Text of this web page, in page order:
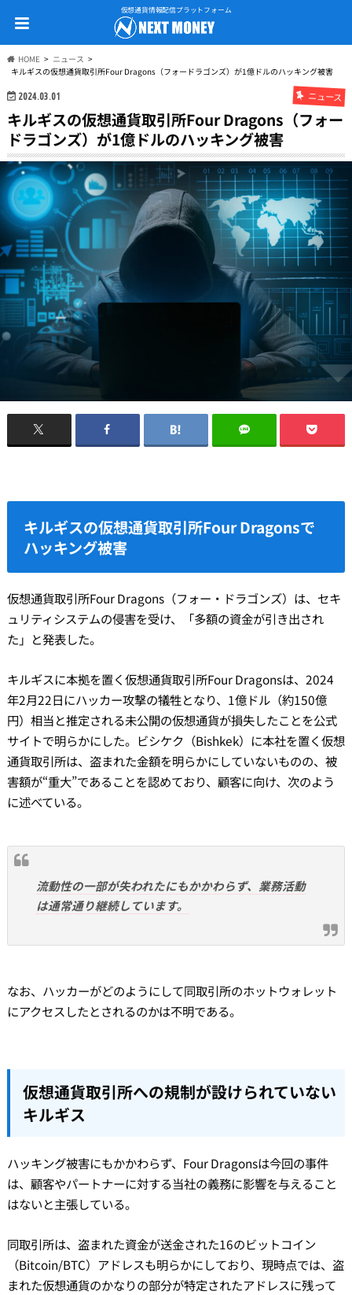
仮想通貨情報配信プラットフォーム
HOME
ニュース
キルギスの仮想通貨取引所Four Dragons（フォードラゴンズ）が1億ドルのハッキング被害
2024.03.01 ニュース
キルギスの仮想通貨取引所Four Dragons（フォー
ドラゴンズ）が1億ドルのハッキング被害
キルギスの仮想通貨取引所Four Dragonsで
ハッキング被害
仮想通貨取引所Four Dragons（フォー・ドラゴンズ）は、セキ
ュリティシステムの侵害を受け、「多額の資金が引き出され
た」と発表した。
キルギスに本拠を置く仮想通貨取引所Four Dragonsは、2024
年2月22日にハッカー攻撃の犠牲となり、1億ドル（約150億
円）相当と推定される未公開の仮想通貨が損失したことを公式
サイトで明らかにした。ビシケク（Bishkek）に本社を置く仮想
通貨取引所は、盗まれた金額を明らかにしていないものの、被
害額が“重大”であることを認めており、顧客に向け、次のよう
に述べている。
流動性の一部が失われたにもかかわらず、業務活動
は通常通り継続しています。
なお、ハッカーがどのようにして同取引所のホットウォレット
にアクセスしたとされるのかは不明である。
仮想通貨取引所への規制が設けられていない
キルギス
ハッキング被害にもかかわらず、Four Dragonsは今回の事件
は、顧客やパートナーに対する当社の義務に影響を与えること
はないと主張している。
同取引所は、盗まれた資金が送金された16のビットコイン
（Bitcoin/BTC）アドレスも明らかにしており、現時点では、盗
まれた仮想通貨のかなりの部分が特定されたアドレスに残って